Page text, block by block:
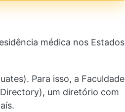
médica nos Estados
Para isso, a Faculdade
um diretório com